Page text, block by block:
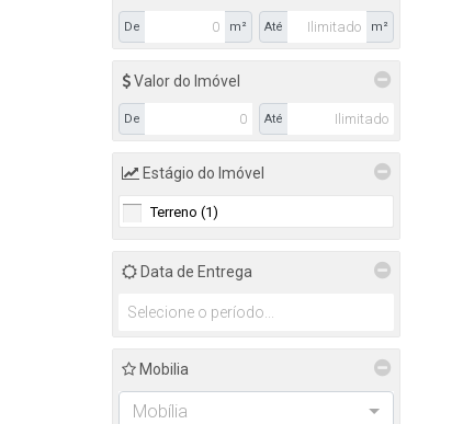
De m² Até m²
Valor do Imóvel
De Até
Estágio do Imóvel
Terreno (1)
Data de Entrega
Mobilia
Mobília